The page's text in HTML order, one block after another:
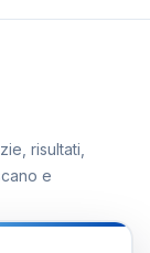
risultati,
e